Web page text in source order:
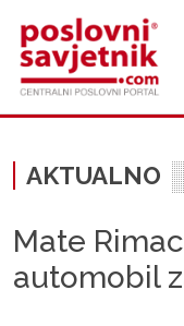
AKTUALNO
Mate
automobil